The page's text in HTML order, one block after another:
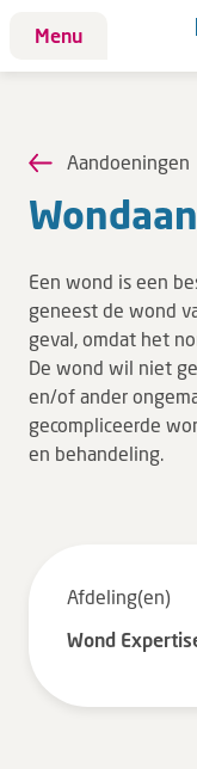
Menu
Patiënt
Afdelingen
Behandelingen
Bloedafname
Kinderwebsite
Onderzoeken
Opname & ontslag
Uw ervaring telt
Uw gegevens
Wachttijden
Aandoeningen
Een wond is een
geneest de wond
geval, omdat het
De wond wil niet
en/of ander
gecompliceerde
en behandeling.
Afdeling(en)
Wond